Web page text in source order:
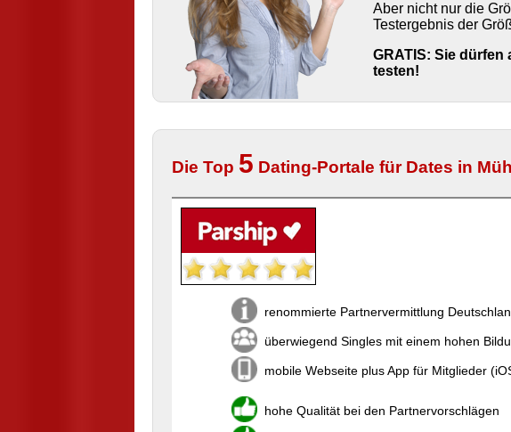
Aber nicht nur die
Testergebnis der
GRATIS: Sie
testen!
Die Top 5 Dating-Portale für Dates in
renommierte Partnervermittlung
überwiegend Singles mit einem hohen
mobile Webseite plus App für Mitglieder
hohe Qualität bei den Partnervorschlägen